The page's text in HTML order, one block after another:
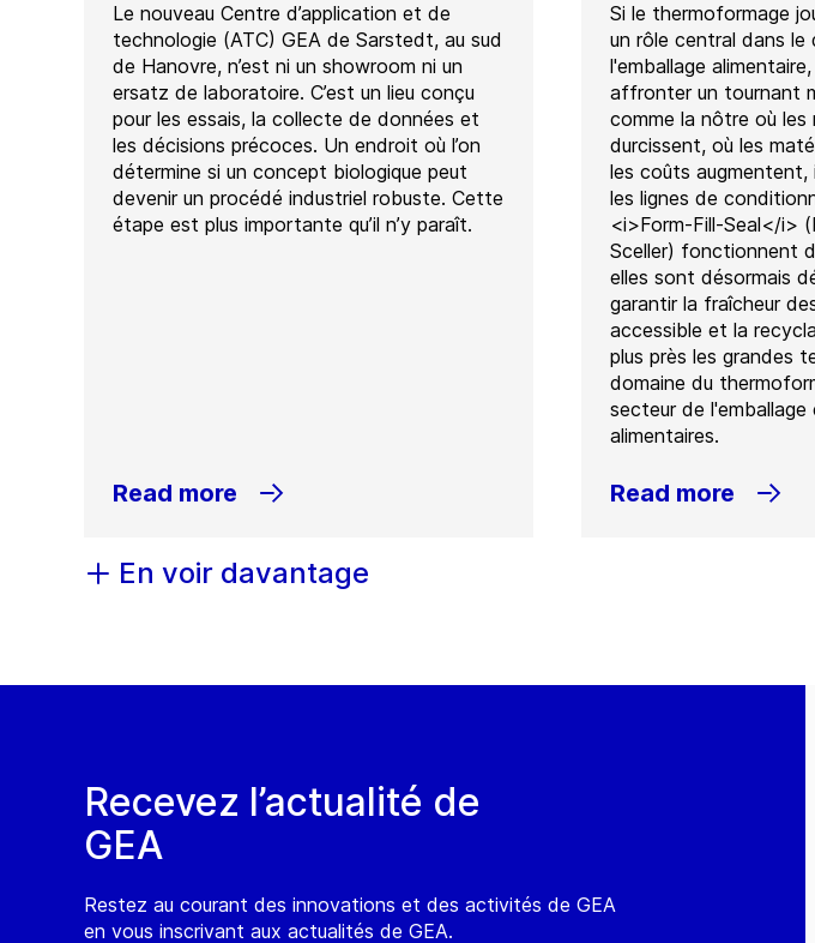
Le nouveau Centre d’application et de
technologie (ATC) GEA de Sarstedt, au sud
de Hanovre, n’est ni un showroom ni un
ersatz de laboratoire. C’est un lieu conçu
pour les essais, la collecte de données et
les décisions précoces. Un endroit où l’on
détermine si un concept biologique peut
devenir un procédé industriel robuste. Cette
étape est plus importante qu’il n’y paraît.
Read more
Si le thermoformage
un rôle central dans le
l'emballage
affronter un tournant
comme la nôtre où les
durcissent, où les
les coûts augmentent,
les lignes de
<i>Form-Fill-Seal</i>
Sceller) fonctionnent
elles sont désormais
garantir la fraîcheur
accessible et la
plus près les grandes
domaine du
secteur de
alimentaires.
Read more
En voir davantage
Recevez l’actualité de
GEA
Restez au courant des innovations et des activités de GEA
en vous inscrivant aux actualités de GEA.